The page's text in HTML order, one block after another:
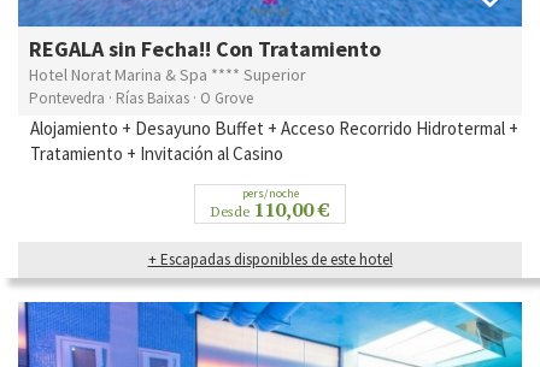
REGALA sin Fecha!! Con Tratamiento
Hotel Norat Marina & Spa **** Superior
Pontevedra · Rías Baixas · O Grove
Alojamiento + Desayuno Buffet + Acceso Recorrido Hidrotermal +
Tratamiento + Invitación al Casino
pers/noche
Desde 110,00 €
+ Escapadas disponibles de este hotel